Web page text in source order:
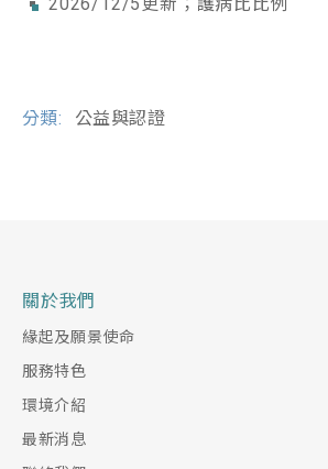
分類: 公益與認證
關於我們
緣起及願景使命
服務特色
環境介紹
最新消息